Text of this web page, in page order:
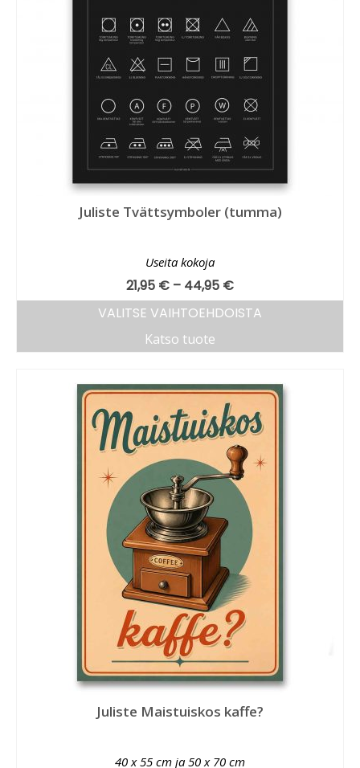
Juliste Tvättsymboler (tumma)
Useita kokoja
21,95 € – 44,95 €
VALITSE VAIHTOEHDOISTA
Katso tuote
Juliste Maistuiskos kaffe?
40 x 55 cm ja 50 x 70 cm